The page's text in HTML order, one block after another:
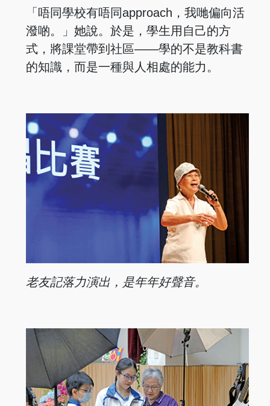
「唔同學校有唔同approach，我哋偏向活
潑啲。」她說。於是，學生用自己的方
式，將課堂帶到社區——學的不是教科書
的知識，而是一種與人相處的能力。
老友記落力演出，是年年好聲音。